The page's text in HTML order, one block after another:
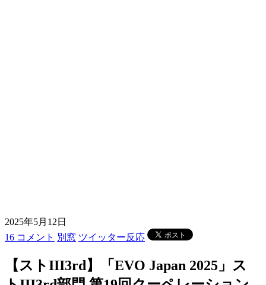
2025年5月12日
16 コメント 別窓 ツイッター反応
【ストIII3rd】「EVO Japan 2025」ス